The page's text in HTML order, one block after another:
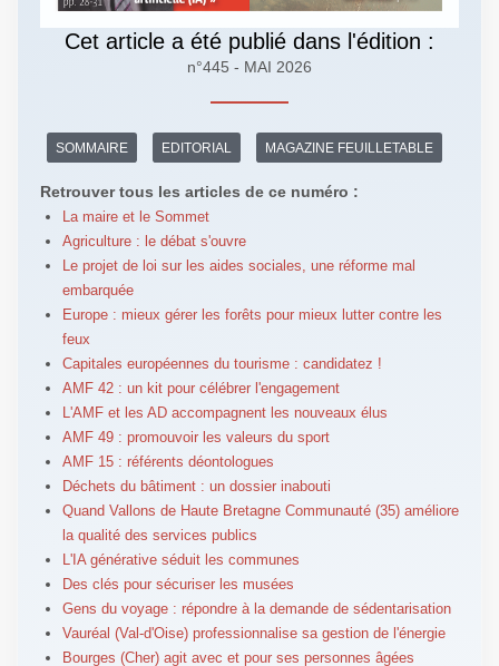
Cet article a été publié dans l'édition :
n°445 - MAI 2026
SOMMAIRE EDITORIAL MAGAZINE FEUILLETABLE
Retrouver tous les articles de ce numéro :
La maire et le Sommet
Agriculture : le débat s'ouvre
Le projet de loi sur les aides sociales, une réforme mal
embarquée
Europe : mieux gérer les forêts pour mieux lutter contre les
feux
Capitales européennes du tourisme : candidatez !
AMF 42 : un kit pour célébrer l'engagement
L'AMF et les AD accompagnent les nouveaux élus
AMF 49 : promouvoir les valeurs du sport
AMF 15 : référents déontologues
Déchets du bâtiment : un dossier inabouti
Quand Vallons de Haute Bretagne Communauté (35) améliore
la qualité des services publics
L'IA générative séduit les communes
Des clés pour sécuriser les musées
Gens du voyage : répondre à la demande de sédentarisation
Vauréal (Val-d'Oise) professionnalise sa gestion de l'énergie
Bourges (Cher) agit avec et pour ses personnes âgées